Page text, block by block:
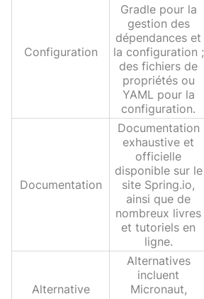
Configuration
Gradle pour la
gestion des
dépendances et
la configuration ;
des fichiers de
propriétés ou
YAML pour la
configuration.
Documentation
Documentation
exhaustive et
officielle
disponible sur le
site Spring.io,
ainsi que de
nombreux livres
et tutoriels en
ligne.
Alternative
Alternatives
incluent
Micronaut,